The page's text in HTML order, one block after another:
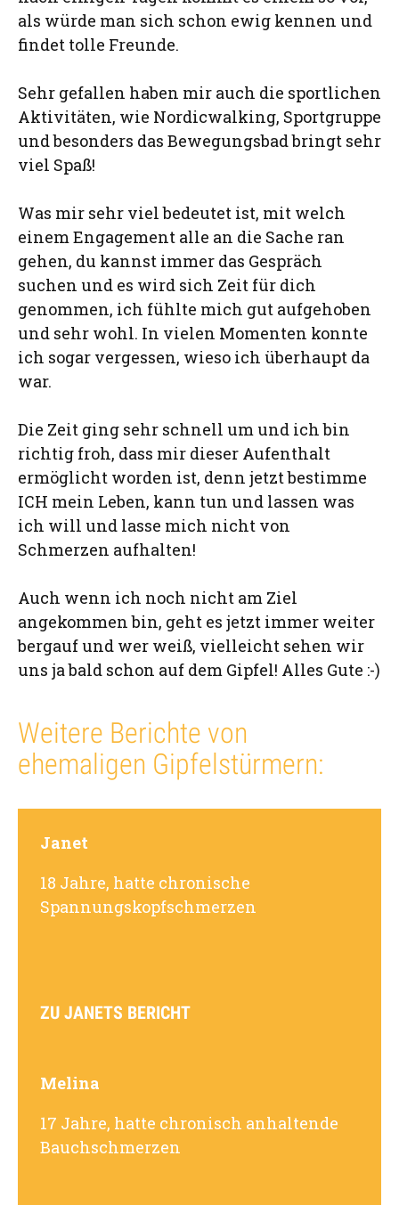
als würde man sich schon ewig kennen und
findet tolle Freunde.
Sehr gefallen haben mir auch die sportlichen
Aktivitäten, wie Nordicwalking, Sportgruppe
und besonders das Bewegungsbad bringt sehr
viel Spaß!
Was mir sehr viel bedeutet ist, mit welch
einem Engagement alle an die Sache ran
gehen, du kannst immer das Gespräch
suchen und es wird sich Zeit für dich
genommen, ich fühlte mich gut aufgehoben
und sehr wohl. In vielen Momenten konnte
ich sogar vergessen, wieso ich überhaupt da
war.
Die Zeit ging sehr schnell um und ich bin
richtig froh, dass mir dieser Aufenthalt
ermöglicht worden ist, denn jetzt bestimme
ICH mein Leben, kann tun und lassen was
ich will und lasse mich nicht von
Schmerzen aufhalten!
Auch wenn ich noch nicht am Ziel
angekommen bin, geht es jetzt immer weiter
bergauf und wer weiß, vielleicht sehen wir
uns ja bald schon auf dem Gipfel! Alles Gute :-)
Weitere Berichte von
ehemaligen Gipfelstürmern:
Janet
18 Jahre, hatte chronische
Spannungskopfschmerzen
ZU JANETS BERICHT
Melina
17 Jahre, hatte chronisch anhaltende
Bauchschmerzen